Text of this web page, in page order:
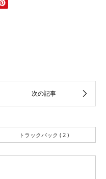
トラックバック ( 2 )